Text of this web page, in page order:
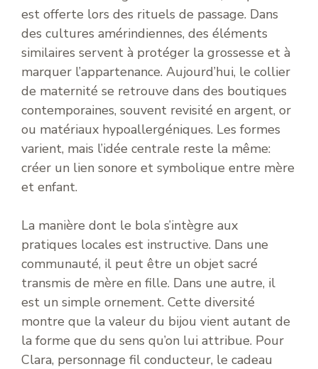
est offerte lors des rituels de passage. Dans
des cultures amérindiennes, des éléments
similaires servent à protéger la grossesse et à
marquer l’appartenance. Aujourd’hui, le collier
de maternité se retrouve dans des boutiques
contemporaines, souvent revisité en argent, or
ou matériaux hypoallergéniques. Les formes
varient, mais l’idée centrale reste la même:
créer un lien sonore et symbolique entre mère
et enfant.
La manière dont le bola s’intègre aux
pratiques locales est instructive. Dans une
communauté, il peut être un objet sacré
transmis de mère en fille. Dans une autre, il
est un simple ornement. Cette diversité
montre que la valeur du bijou vient autant de
la forme que du sens qu’on lui attribue. Pour
Clara, personnage fil conducteur, le cadeau